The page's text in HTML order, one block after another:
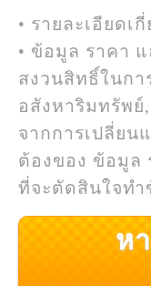
• รายละเอียด
• ข้อมูล ราคา
สงวนสิทธิ์ในกา
อสังหาริมทรัพย์
จากการเปลี่ยน
ต้องของ ข้อมูล
ที่จะตัดสินใจท
ห